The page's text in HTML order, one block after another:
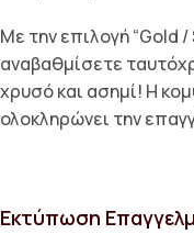
Με την επιλογή “Gold
αναβαθμίσετε
χρυσό και ασημί! Η
ολοκληρώνει την
Εκτύπωση